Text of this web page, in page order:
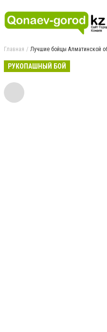
Главная Лучшие бойцы Алматинской
РУКОПАШНЫЙ БОЙ